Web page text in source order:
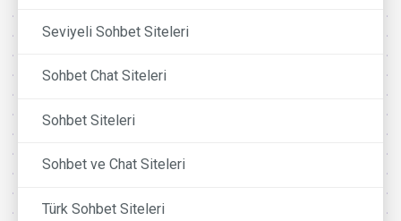
Seviyeli Sohbet Siteleri
Sohbet Chat Siteleri
Sohbet Siteleri
Sohbet ve Chat Siteleri
Türk Sohbet Siteleri